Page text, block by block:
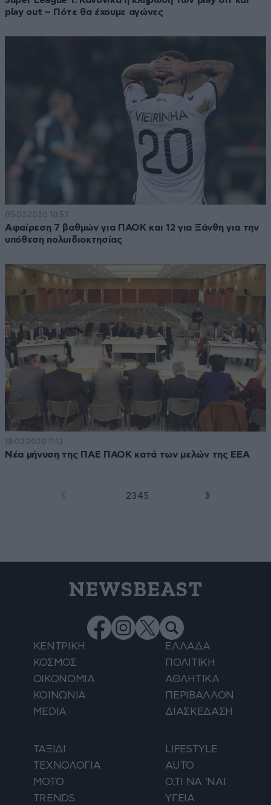
play out – Πότε θα έχουμε αγώνες
05·03·2020 10:52
Αφαίρεση 7 βαθμών για ΠΑΟΚ και 12 για Ξάνθη για την
υπόθεση πολυιδιοκτησίας
18·02·2020 11:13
Νέα μήνυση της ΠΑΕ ΠΑΟΚ κατά των μελών της ΕΕΑ
23 4 5
NEWSBEAST
ΚΕΝΤΡΙΚΗ
ΕΛΛΑΔΑ
ΚΟΣΜΟΣ
ΠΟΛΙΤΙΚΗ
ΟΙΚΟΝΟΜΙΑ
ΑΘΛΗΤΙΚΑ
ΚΟΙΝΩΝΙΑ
ΠΕΡΙΒΑΛΛΟΝ
MEDIA
ΔΙΑΣΚΕΔΑΣΗ
ΤΑΞΙΔΙ
LIFESTYLE
ΤΕΧΝΟΛΟΓΙΑ
AUTO
ΜΟΤΟ
Ο,ΤΙ ΝΑ 'ΝΑΙ
TRENDS
ΥΓΕΙΑ